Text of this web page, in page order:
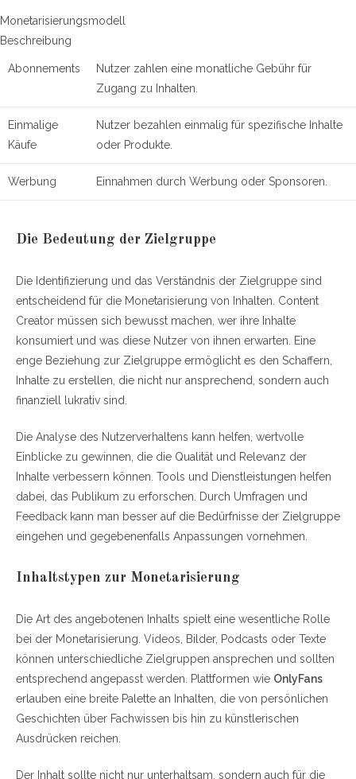
Monetarisierungsmodell
Beschreibung
Abonnements
Nutzer zahlen eine monatliche Gebühr für
Zugang zu Inhalten.
Einmalige
Käufe
Nutzer bezahlen einmalig für spezifische Inhalte
oder Produkte.
Werbung Einnahmen durch Werbung oder Sponsoren.
Die Bedeutung der Zielgruppe
Die Identifizierung und das Verständnis der Zielgruppe sind
entscheidend für die Monetarisierung von Inhalten. Content
Creator müssen sich bewusst machen, wer ihre Inhalte
konsumiert und was diese Nutzer von ihnen erwarten. Eine
enge Beziehung zur Zielgruppe ermöglicht es den Schaffern,
Inhalte zu erstellen, die nicht nur ansprechend, sondern auch
finanziell lukrativ sind.
Die Analyse des Nutzerverhaltens kann helfen, wertvolle
Einblicke zu gewinnen, die die Qualität und Relevanz der
Inhalte verbessern können. Tools und Dienstleistungen helfen
dabei, das Publikum zu erforschen. Durch Umfragen und
Feedback kann man besser auf die Bedürfnisse der Zielgruppe
eingehen und gegebenenfalls Anpassungen vornehmen.
Inhaltstypen zur Monetarisierung
Die Art des angebotenen Inhalts spielt eine wesentliche Rolle
bei der Monetarisierung. Videos, Bilder, Podcasts oder Texte
können unterschiedliche Zielgruppen ansprechen und sollten
entsprechend angepasst werden. Plattformen wie OnlyFans
erlauben eine breite Palette an Inhalten, die von persönlichen
Geschichten über Fachwissen bis hin zu künstlerischen
Ausdrücken reichen.
Der Inhalt sollte nicht nur unterhaltsam, sondern auch für die